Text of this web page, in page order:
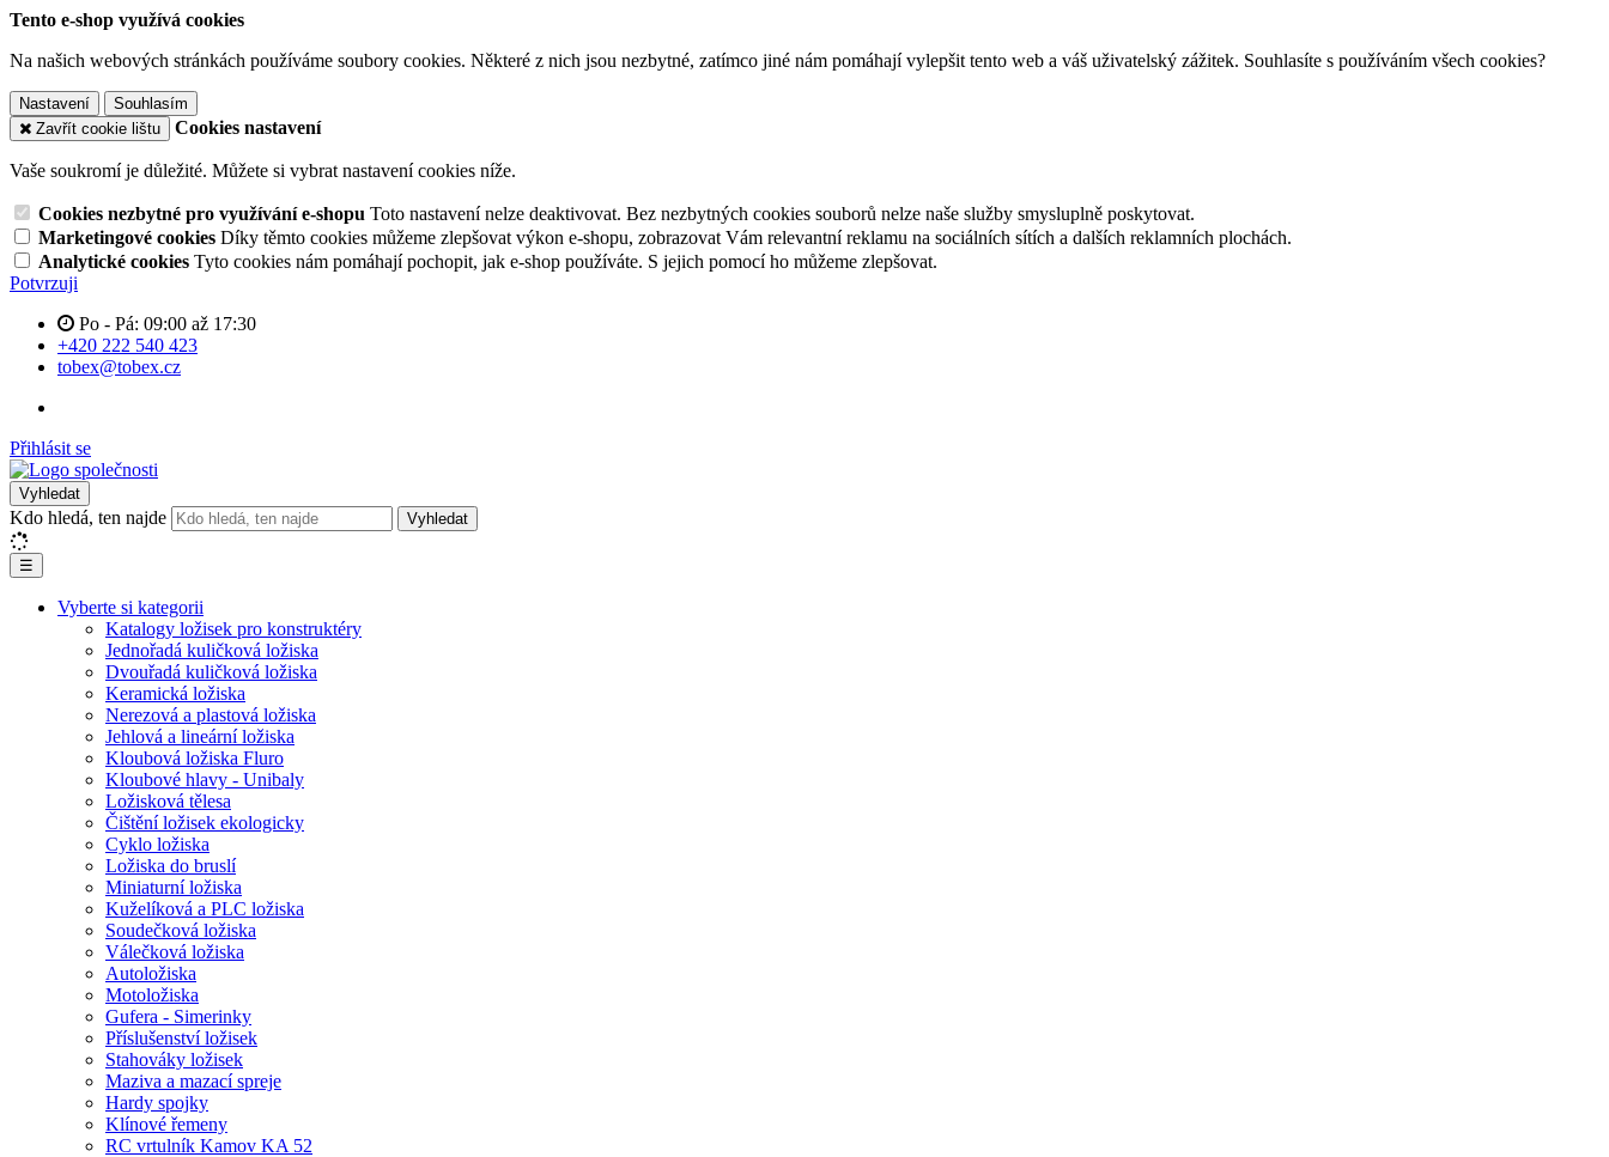
Tento e-shop využívá cookies
Na našich webových stránkách používáme soubory cookies. Některé z nich jsou nezbytné, zatímco jiné nám pomáhají vylepšit tento web a váš uživatelský zážitek. Souhlasíte s používáním všech cookies?
Nastavení
Souhlasím
Zavřít cookie lištu
Cookies nastavení
Vaše soukromí je důležité. Můžete si vybrat nastavení cookies níže.
Cookies nezbytné pro využívání e-shopu Toto nastavení nelze deaktivovat. Bez nezbytných cookies souborů nelze naše služby smysluplně poskytovat.
Marketingové cookies Díky těmto cookies můžeme zlepšovat výkon e-shopu, zobrazovat Vám relevantní reklamu na sociálních sítích a dalších reklamních plochách.
Analytické cookies Tyto cookies nám pomáhají pochopit, jak e-shop používáte. S jejich pomocí ho můžeme zlepšovat.
Potvrzuji
Po - Pá: 09:00 až 17:30
+420 222 540 423
tobex@tobex.cz
Přihlásit se
Vyhledat
Kdo hledá, ten najde Vyhledat
☰
Vyberte si kategorii
Katalogy ložisek pro konstruktéry
Jednořadá kuličková ložiska
Dvouřadá kuličková ložiska
Keramická ložiska
Nerezová a plastová ložiska
Jehlová a lineární ložiska
Kloubová ložiska Fluro
Kloubové hlavy - Unibaly
Ložisková tělesa
Čištění ložisek ekologicky
Cyklo ložiska
Ložiska do bruslí
Miniaturní ložiska
Kuželíková a PLC ložiska
Soudečková ložiska
Válečková ložiska
Autoložiska
Motoložiska
Gufera - Simerinky
Příslušenství ložisek
Stahováky ložisek
Maziva a mazací spreje
Hardy spojky
Klínové řemeny
RC vrtulník Kamov KA 52